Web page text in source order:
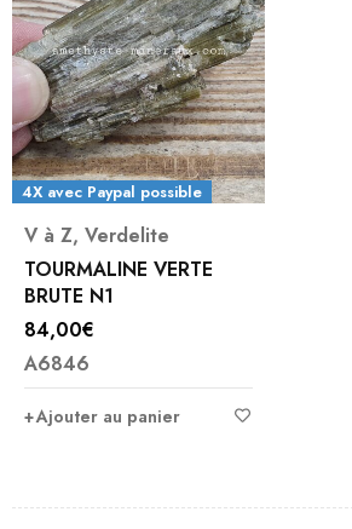
4X avec Paypal possible
V à Z, Verdelite
TOURMALINE VERTE
BRUTE N1
84,00€
A6846
Ajouter au panier